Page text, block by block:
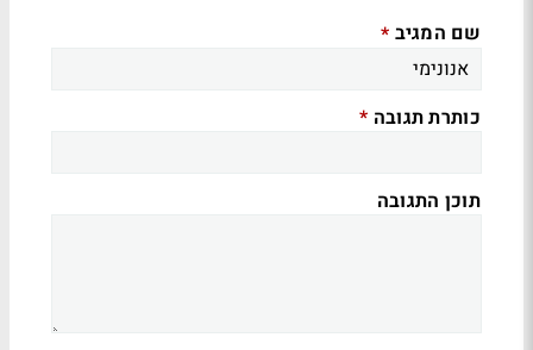
שם המגיב *
כותרת תגובה *
תוכן התגובה